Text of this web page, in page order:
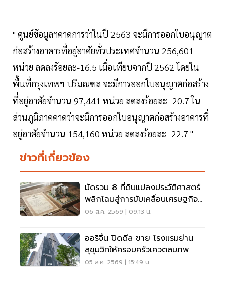
" ศูนย์ข้อมูลฯคาดการว่าในปี 2563 จะมีการออกใบอนุญาต
ก่อสร้างอาคารที่อยู่อาศัยทั่วประเทศจำนวน 256,601
หน่วย ลดลงร้อยละ-16.5 เมื่อเทียบจากปี 2562 โดยใน
พื้นที่กรุงเทพฯ-ปริมณฑล จะมีการออกใบอนุญาตก่อสร้าง
ที่อยู่อาศัยจำนวน 97,441 หน่วย ลดลงร้อยละ -20.7 ใน
ส่วนภูมิภาคคาดว่าจะมีการออกใบอนุญาตก่อสร้างอาคารที่
อยู่อาศัยจำนวน 154,160 หน่วย ลดลงร้อยละ -22.7 "
ข่าวที่เกี่ยวข้อง
มัดรวม 8 ที่ดินแปลงประวัติศาสตร์
พลิกโฉมสู่การขับเคลื่อนเศรษฐกิจ
เมือง
06 ส.ค. 2569 | 09:13 น.
ออริจิ้น ปิดดีล ขาย โรงแรมย่าน
สุขุมวิทให้ครอบครัวเศวตสมภพ
05 ส.ค. 2569 | 15:49 น.